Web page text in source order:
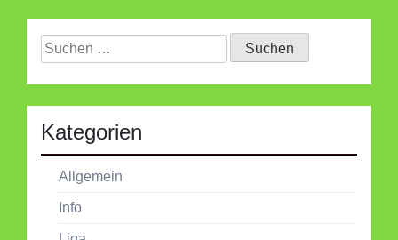
Suchen
nach:
Kategorien
Allgemein
Info